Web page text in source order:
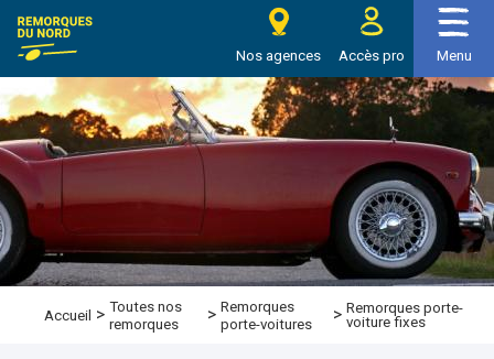
Remorques du nord
Nos agences Accès pro Menu
Accueil > Toutes nos
remorques
> Remorques
porte-voitures
> Remorques porte-
voiture fixes